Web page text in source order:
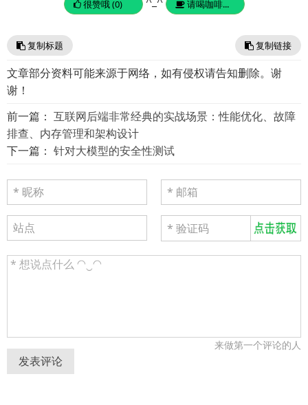
很赞哦 (0) 请喝咖啡...
复制标题 复制链接
文章部分资料可能来源于网络，如有侵权请告知删除。谢
谢！
前一篇： 互联网后端非常经典的实战场景：性能优化、故障
排查、内存管理和架构设计
下一篇： 针对大模型的安全性测试
来做第一个评论的人
发表评论